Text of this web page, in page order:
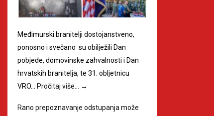
Međimurski branitelji dostojanstveno,
ponosno i svečano su obilježili Dan
pobjede, domovinske zahvalnosti i Dan
hrvatskih branitelja, te 31. obljetnicu
VRO…
Pročitaj više… →
Rano prepoznavanje odstupanja može